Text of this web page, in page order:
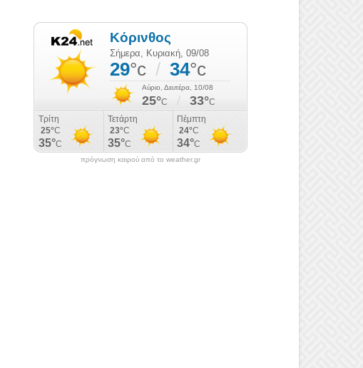
πρόγνωση καιρού από το weather.gr